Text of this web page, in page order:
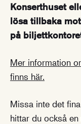
Konserthuset
lösa tillbaka
på
Mer information
finns här.
Missa inte det fina
hittar du också